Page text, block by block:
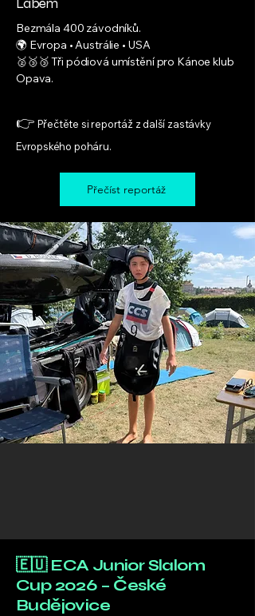
Labem
Bezmála 400 závodníků.
🌍 Evropa • Austrálie • USA
🥈🥉🥉 Tři pódiová umístění pro Kánoe klub
Opava.
👉 Přečtěte si reportáž z další zastávky
Evropského poháru.
Přečíst reportáž
🇪🇺 ECA Junior Slalom
Cup 2026 – České
Budějovice